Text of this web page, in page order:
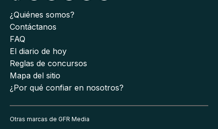
¿Quiénes somos?
Contáctanos
FAQ
El diario de hoy
Reglas de concursos
Mapa del sitio
¿Por qué confiar en nosotros?
Otras marcas de GFR Media